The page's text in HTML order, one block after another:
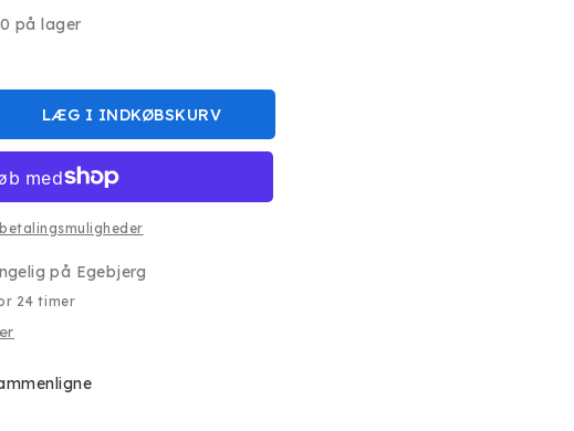
på lager
LÆG I INDKØBSKURV
på Egebjerg
24 timer